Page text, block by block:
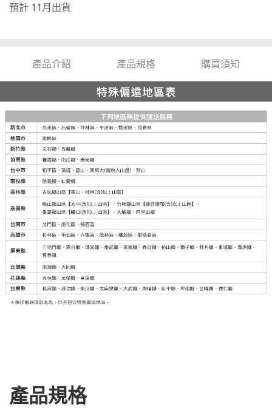
預計 11月出貨
產品介紹 產品規格 購買須知
產品規格